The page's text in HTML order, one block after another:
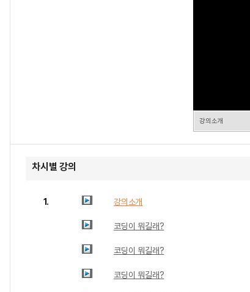
강의소개
차시별 강의
1. 강의소개
코딩이 뭐길래?
코딩이 뭐길래?
코딩이 뭐길래?